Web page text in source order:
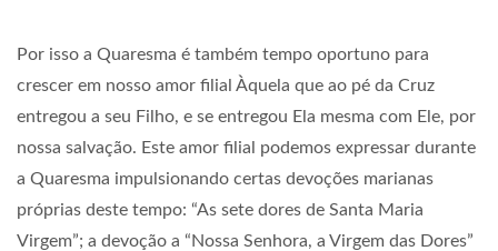
Por isso a Quaresma é também tempo oportuno para
crescer em nosso amor filial Àquela que ao pé da Cruz
entregou a seu Filho, e se entregou Ela mesma com Ele, por
nossa salvação. Este amor filial podemos expressar durante
a Quaresma impulsionando certas devoções marianas
próprias deste tempo: “As sete dores de Santa Maria
Virgem”; a devoção a “Nossa Senhora, a Virgem das Dores”